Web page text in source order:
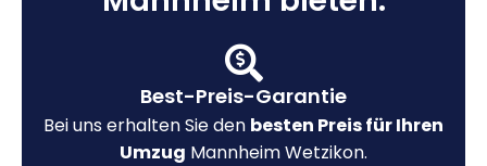
Best-Preis-Garantie
Bei uns erhalten Sie den besten Preis für Ihren
Umzug Mannheim Wetzikon.